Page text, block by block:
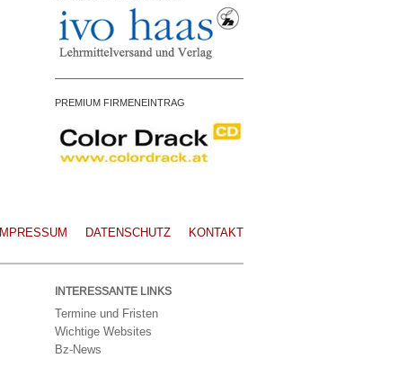
PREMIUM FIRMENEINTRAG
IMPRESSUM DATENSCHUTZ KONTAKT
INTERESSANTE LINKS
Termine und Fristen
Wichtige Websites
Bz-News